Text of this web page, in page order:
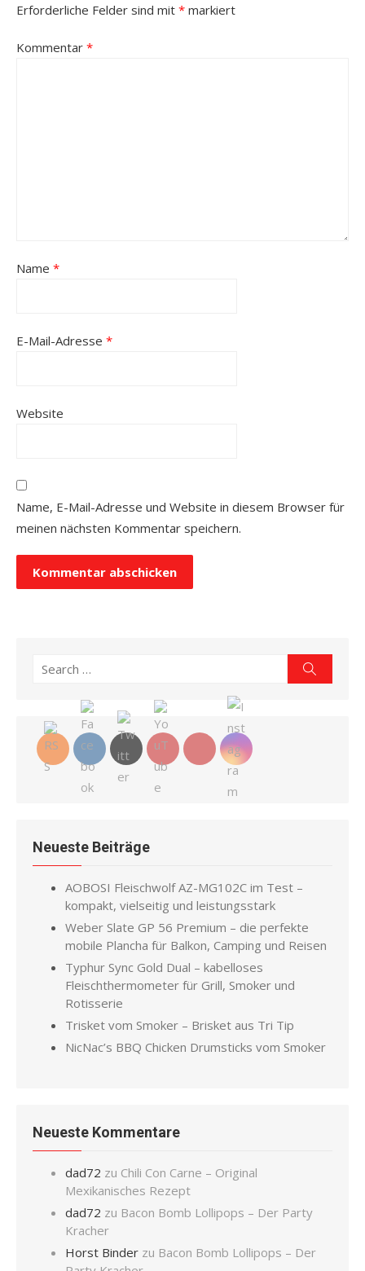
Erforderliche Felder sind mit * markiert
Kommentar *
Name *
E-Mail-Adresse *
Website
Name, E-Mail-Adresse und Website in diesem Browser für
meinen nächsten Kommentar speichern.
Search
Neueste Beiträge
AOBOSI Fleischwolf AZ-MG102C im Test –
kompakt, vielseitig und leistungsstark
Weber Slate GP 56 Premium – die perfekte
mobile Plancha für Balkon, Camping und Reisen
Typhur Sync Gold Dual – kabelloses
Fleischthermometer für Grill, Smoker und
Rotisserie
Trisket vom Smoker – Brisket aus Tri Tip
NicNac’s BBQ Chicken Drumsticks vom Smoker
Neueste Kommentare
dad72 zu Chili Con Carne – Original
Mexikanisches Rezept
dad72 zu Bacon Bomb Lollipops – Der Party
Kracher
Horst Binder zu Bacon Bomb Lollipops – Der